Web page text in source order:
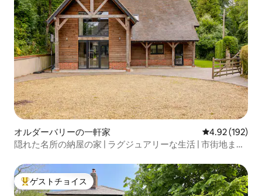
オルダーバリーの一軒家 レビュー192
4.92 (192)
隠れた名所の納屋の家 | ラグジュアリーな生活 | 市街地まで
大好評のゲストチョイスです。
ゲストチョイス